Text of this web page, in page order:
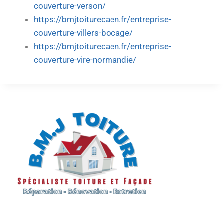
couverture-verson/
https://bmjtoiturecaen.fr/entreprise-
couverture-villers-bocage/
https://bmjtoiturecaen.fr/entreprise-
couverture-vire-normandie/